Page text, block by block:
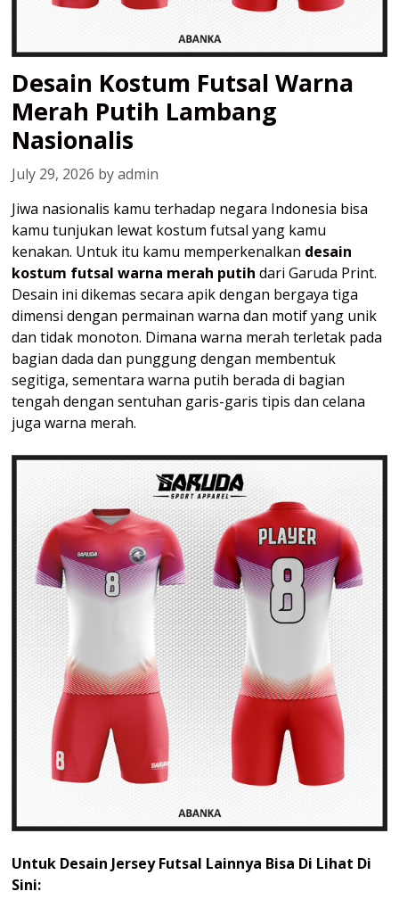
Desain Kostum Futsal Warna
Merah Putih Lambang
Nasionalis
July 29, 2026 byadmin
Jiwa nasionalis kamu terhadap negara Indonesia bisa
kamu tunjukan lewat kostum futsal yang kamu
kenakan. Untuk itu kamu memperkenalkan desain
kostum futsal warna merah putih dari Garuda Print.
Desain ini dikemas secara apik dengan bergaya tiga
dimensi dengan permainan warna dan motif yang unik
dan tidak monoton. Dimana warna merah terletak pada
bagian dada dan punggung dengan membentuk
segitiga, sementara warna putih berada di bagian
tengah dengan sentuhan garis-garis tipis dan celana
juga warna merah.
Untuk Desain Jersey Futsal Lainnya Bisa Di Lihat Di
Sini: